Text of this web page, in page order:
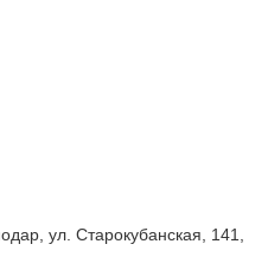
ул. Старокубанская, 141,